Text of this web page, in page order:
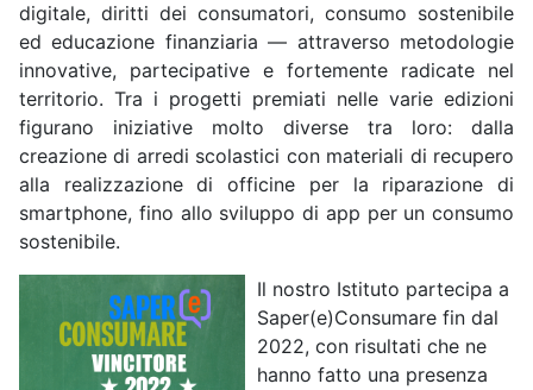
digitale, diritti dei consumatori, consumo sostenibile
ed educazione finanziaria — attraverso metodologie
innovative, partecipative e fortemente radicate nel
territorio. Tra i progetti premiati nelle varie edizioni
figurano iniziative molto diverse tra loro: dalla
creazione di arredi scolastici con materiali di recupero
alla realizzazione di officine per la riparazione di
smartphone, fino allo sviluppo di app per un consumo
sostenibile.
Il nostro Istituto partecipa a
Saper(e)Consumare fin dal
2022, con risultati che ne
hanno fatto una presenza